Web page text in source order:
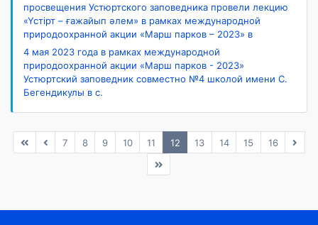
просвещения Устюртского заповедника провели лекцию
«Үстірт – ғажайып әлем» в рамках международной
природоохранной акции «Марш парков – 2023» в
4 мая 2023 года в рамках международной
природоохранной акции «Марш парков - 2023»
Устюртский заповедник совместно №4 школой имени С.
Бегендикулы в с.
7 8 9 10 11 12 13 14 15 16